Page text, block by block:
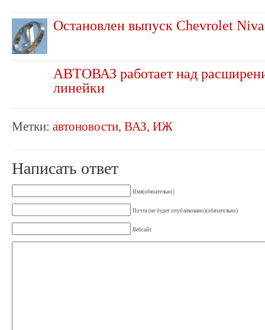
Остановлен выпуск Chevrolet Niva
АВТОВАЗ работает над
линейки
Метки: автоновости, ВАЗ, ИЖ
Написать ответ
Имя(обязательно)
Почта (не будет опубликовано)(обязательно)
Вебсайт